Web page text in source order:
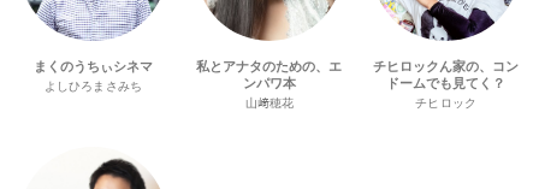
まくのうちぃシネマ
よしひろまさみち
私とアナタのための、エ
ンパワ本
山﨑穂花
チヒロックん家の、コン
ドームでも見てく？
チヒロック